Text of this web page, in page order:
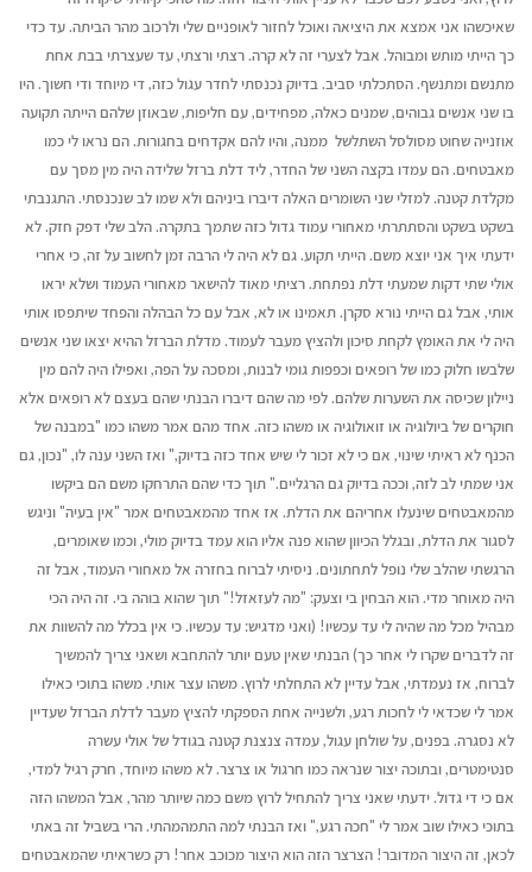
שאיכשהו אני אמצא את היציאה ואוכל לחזור לאופניים שלי ולרכוב מהר הביתה. עד כדי
כך הייתי מותש ומבוהל. אבל לצערי זה לא קרה. רצתי ורצתי, עד שעצרתי בבת אחת
מתנשם ומתנשף. הסתכלתי סביב. בדיוק נכנסתי לחדר עגול כזה, די מיוחד ודי חשוך. היו
בו שני אנשים גבוהים, שמנים כאלה, מפחידים, עם חליפות, שבאוזן שלהם הייתה תקועה
אוזנייה שחוט מסולסל השתלשל ממנה, והיו להם אקדחים בחגורות. הם נראו לי כמו
מאבטחים. הם עמדו בקצה השני של החדר, ליד דלת ברזל שלידה היה מין מסך עם
מקלדת קטנה. למזלי שני השומרים האלה דיברו ביניהם ולא שמו לב שנכנסתי. התגנבתי
בשקט בשקט והסתתרתי מאחורי עמוד גדול כזה שתמך בתקרה. הלב שלי דפק חזק. לא
ידעתי איך אני יוצא משם. הייתי תקוע. גם לא היה לי הרבה זמן לחשוב על זה, כי אחרי
אולי שתי דקות שמעתי דלת נפתחת. רציתי מאוד להישאר מאחורי העמוד ושלא יראו
אותי, אבל גם הייתי נורא סקרן. תאמינו או לא, אבל עם כל הבהלה והפחד שיתפסו אותי
היה לי את האומץ לקחת סיכון ולהציץ מעבר לעמוד. מדלת הברזל ההיא יצאו שני אנשים
שלבשו חלוק כמו של רופאים וכפפות גומי לבנות, ומסכה על הפה, ואפילו היה להם מין
ניילון שכיסה את השערות שלהם. לפי מה שהם דיברו הבנתי שהם בעצם לא רופאים אלא
חוקרים של ביולוגיה או זואולוגיה או משהו כזה. אחד מהם אמר משהו כמו "במבנה של
הכנף לא ראיתי שינוי, אם כי לא זכור לי שיש אחד כזה בדיוק," ואז השני ענה לו, "נכון, גם
אני שמתי לב לזה, וככה בדיוק גם הרגליים." תוך כדי שהם התרחקו משם הם ביקשו
מהמאבטחים שינעלו אחריהם את הדלת. אז אחד מהמאבטחים אמר "אין בעיה" וניגש
לסגור את הדלת, ובגלל הכיוון שהוא פנה אליו הוא עמד בדיוק מולי, וכמו שאומרים,
הרגשתי שהלב שלי נופל לתחתונים. ניסיתי לברוח בחזרה אל מאחורי העמוד, אבל זה
היה מאוחר מדי. הוא הבחין בי וצעק: "מה לעזאזל!" תוך שהוא בוהה בי. זה היה הכי
מבהיל מכל מה שהיה לי עד עכשיו! (ואני מדגיש: עד עכשיו. כי אין בכלל מה להשוות את
זה לדברים שקרו לי אחר כך) הבנתי שאין טעם יותר להתחבא ושאני צריך להמשיך
לברוח, אז נעמדתי, אבל עדיין לא התחלתי לרוץ. משהו עצר אותי.משהו בתוכי כאילו
אמר לי שכדאי לי לחכות רגע, ולשנייה אחת הספקתי להציץ מעבר לדלת הברזל שעדיין
לא נסגרה. בפנים, על שולחן עגול, עמדה צנצנת קטנה בגודל של אולי עשרה
סנטימטרים, ובתוכה יצור שנראה כמו חרגול או צרצר. לא משהו מיוחד, חרק רגיל למדי,
אם כי די גדול. ידעתי שאני צריך להתחיל לרוץ משם כמה שיותר מהר, אבל המשהו הזה
בתוכי כאילו שוב אמר לי "חכה רגע," ואז הבנתי למה התמהמהתי. הרי בשביל זה באתי
לכאן, זה היצור המדובר! הצרצר הזה הוא היצור מכוכב אחר! רק כשראיתי שהמאבטחים